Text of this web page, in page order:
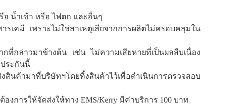
น้ำเข้า หรือ ไฟตก และอื่นๆ
เคมี เพราะไม่ใช่สาเหตุเสียจากการผลิตไม่ครอบคลุมใน
ที่กล่าวมาข้างต้น เช่น ไม่ความเสียหายที่เป็นผลสืบเนื่อง
ระกันนี้
นค้ามาที่บริษัทฯโดยทิ้งสินค้าไว้เพื่อดำเนินการตรวจสอบ
การให้จัดส่งให้ทาง EMS/Kerry มีค่าบริการ 100 บาท